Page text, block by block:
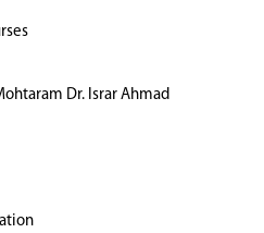
Dr. Israr Ahmad